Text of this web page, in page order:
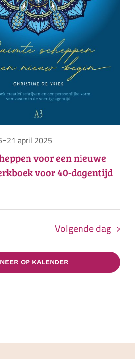
voor een nieuwe
voor 40-dagentijd
-21 april 2025
Volgende dag
OP KALENDER